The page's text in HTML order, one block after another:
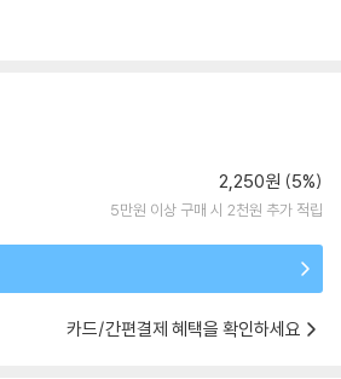
2,250원 (5%)
5만원 이상 구매 시 2천원 추가 적립
카드/간편결제 혜택을 확인하세요